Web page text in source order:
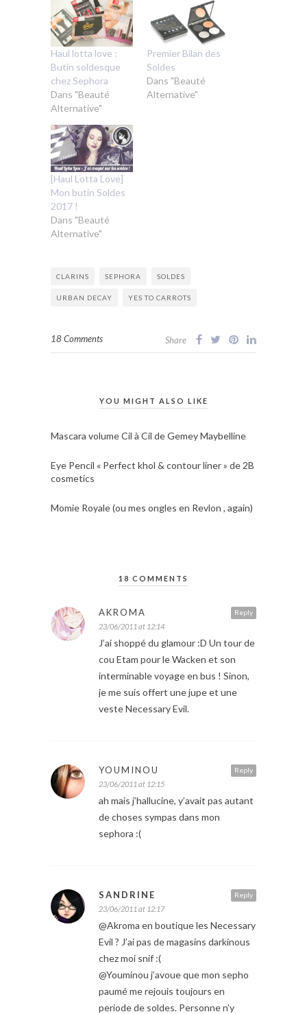
Haul lotta love :
Butin soldesque
chez Sephora
Dans "Beauté
Alternative"
Premier Bilan des
Soldes
Dans "Beauté
Alternative"
[Haul Lotta Love]
Mon butin Soldes
2017 !
Dans "Beauté
Alternative"
CLARINS SEPHORA SOLDES
URBAN DECAY YES TO CARROTS
18 Comments Share
YOU MIGHT ALSO LIKE
Mascara volume Cil à Cil de Gemey Maybelline
Eye Pencil « Perfect khol & contour liner » de 2B
cosmetics
Momie Royale (ou mes ongles en Revlon , again)
18 COMMENTS
Reply
AKROMA
23/06/2011 at 12:14
J’ai shoppé du glamour :D Un tour de
cou Etam pour le Wacken et son
interminable voyage en bus ! Sinon,
je me suis offert une jupe et une
veste Necessary Evil.
Reply
YOUMINOU
23/06/2011 at 12:15
ah mais j’hallucine, y’avait pas autant
de choses sympas dans mon
sephora :(
Reply
SANDRINE
23/06/2011 at 12:17
@Akroma en boutique les Necessary
Evil ? J’ai pas de magasins darkinous
chez moi snif :(
@Youminou j’avoue que mon sepho
paumé me rejouis toujours en
periode de soldes. Personne n’y